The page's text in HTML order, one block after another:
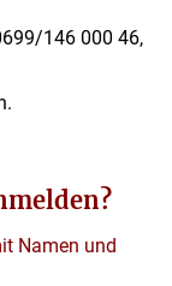
146 000 46,
Namen und